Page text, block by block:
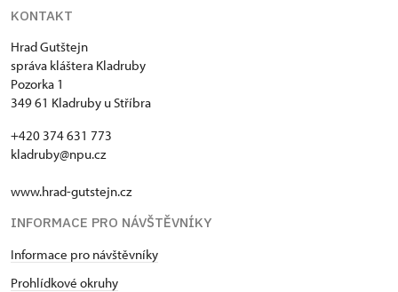
KONTAKT
Hrad Gutštejn
správa kláštera Kladruby
Pozorka 1
349 61 Kladruby u Stříbra
+420 374 631 773
kladruby@npu.cz
www.hrad-gutstejn.cz
INFORMACE PRO NÁVŠTĚVNÍKY
Informace pro návštěvníky
Prohlídkové okruhy